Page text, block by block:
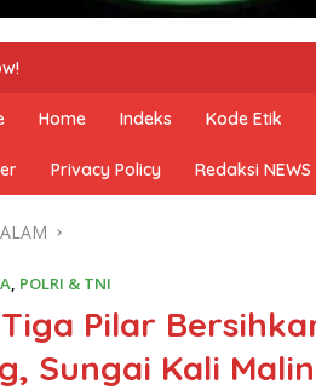
Home Indeks Kode Etik
Privacy Policy Redaksi NEWS
POLRI & TNI
Pilar
Sungai Kali